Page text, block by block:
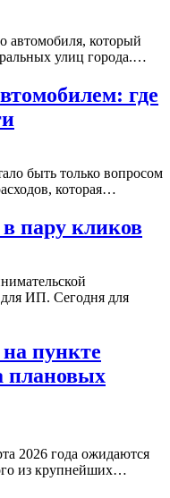
автомобиля, который
улиц города.…
где
быть только вопросом
которая…
пару кликов
для ИП. Сегодня для
пункте
плановых
2026 года ожидаются
из крупнейших…